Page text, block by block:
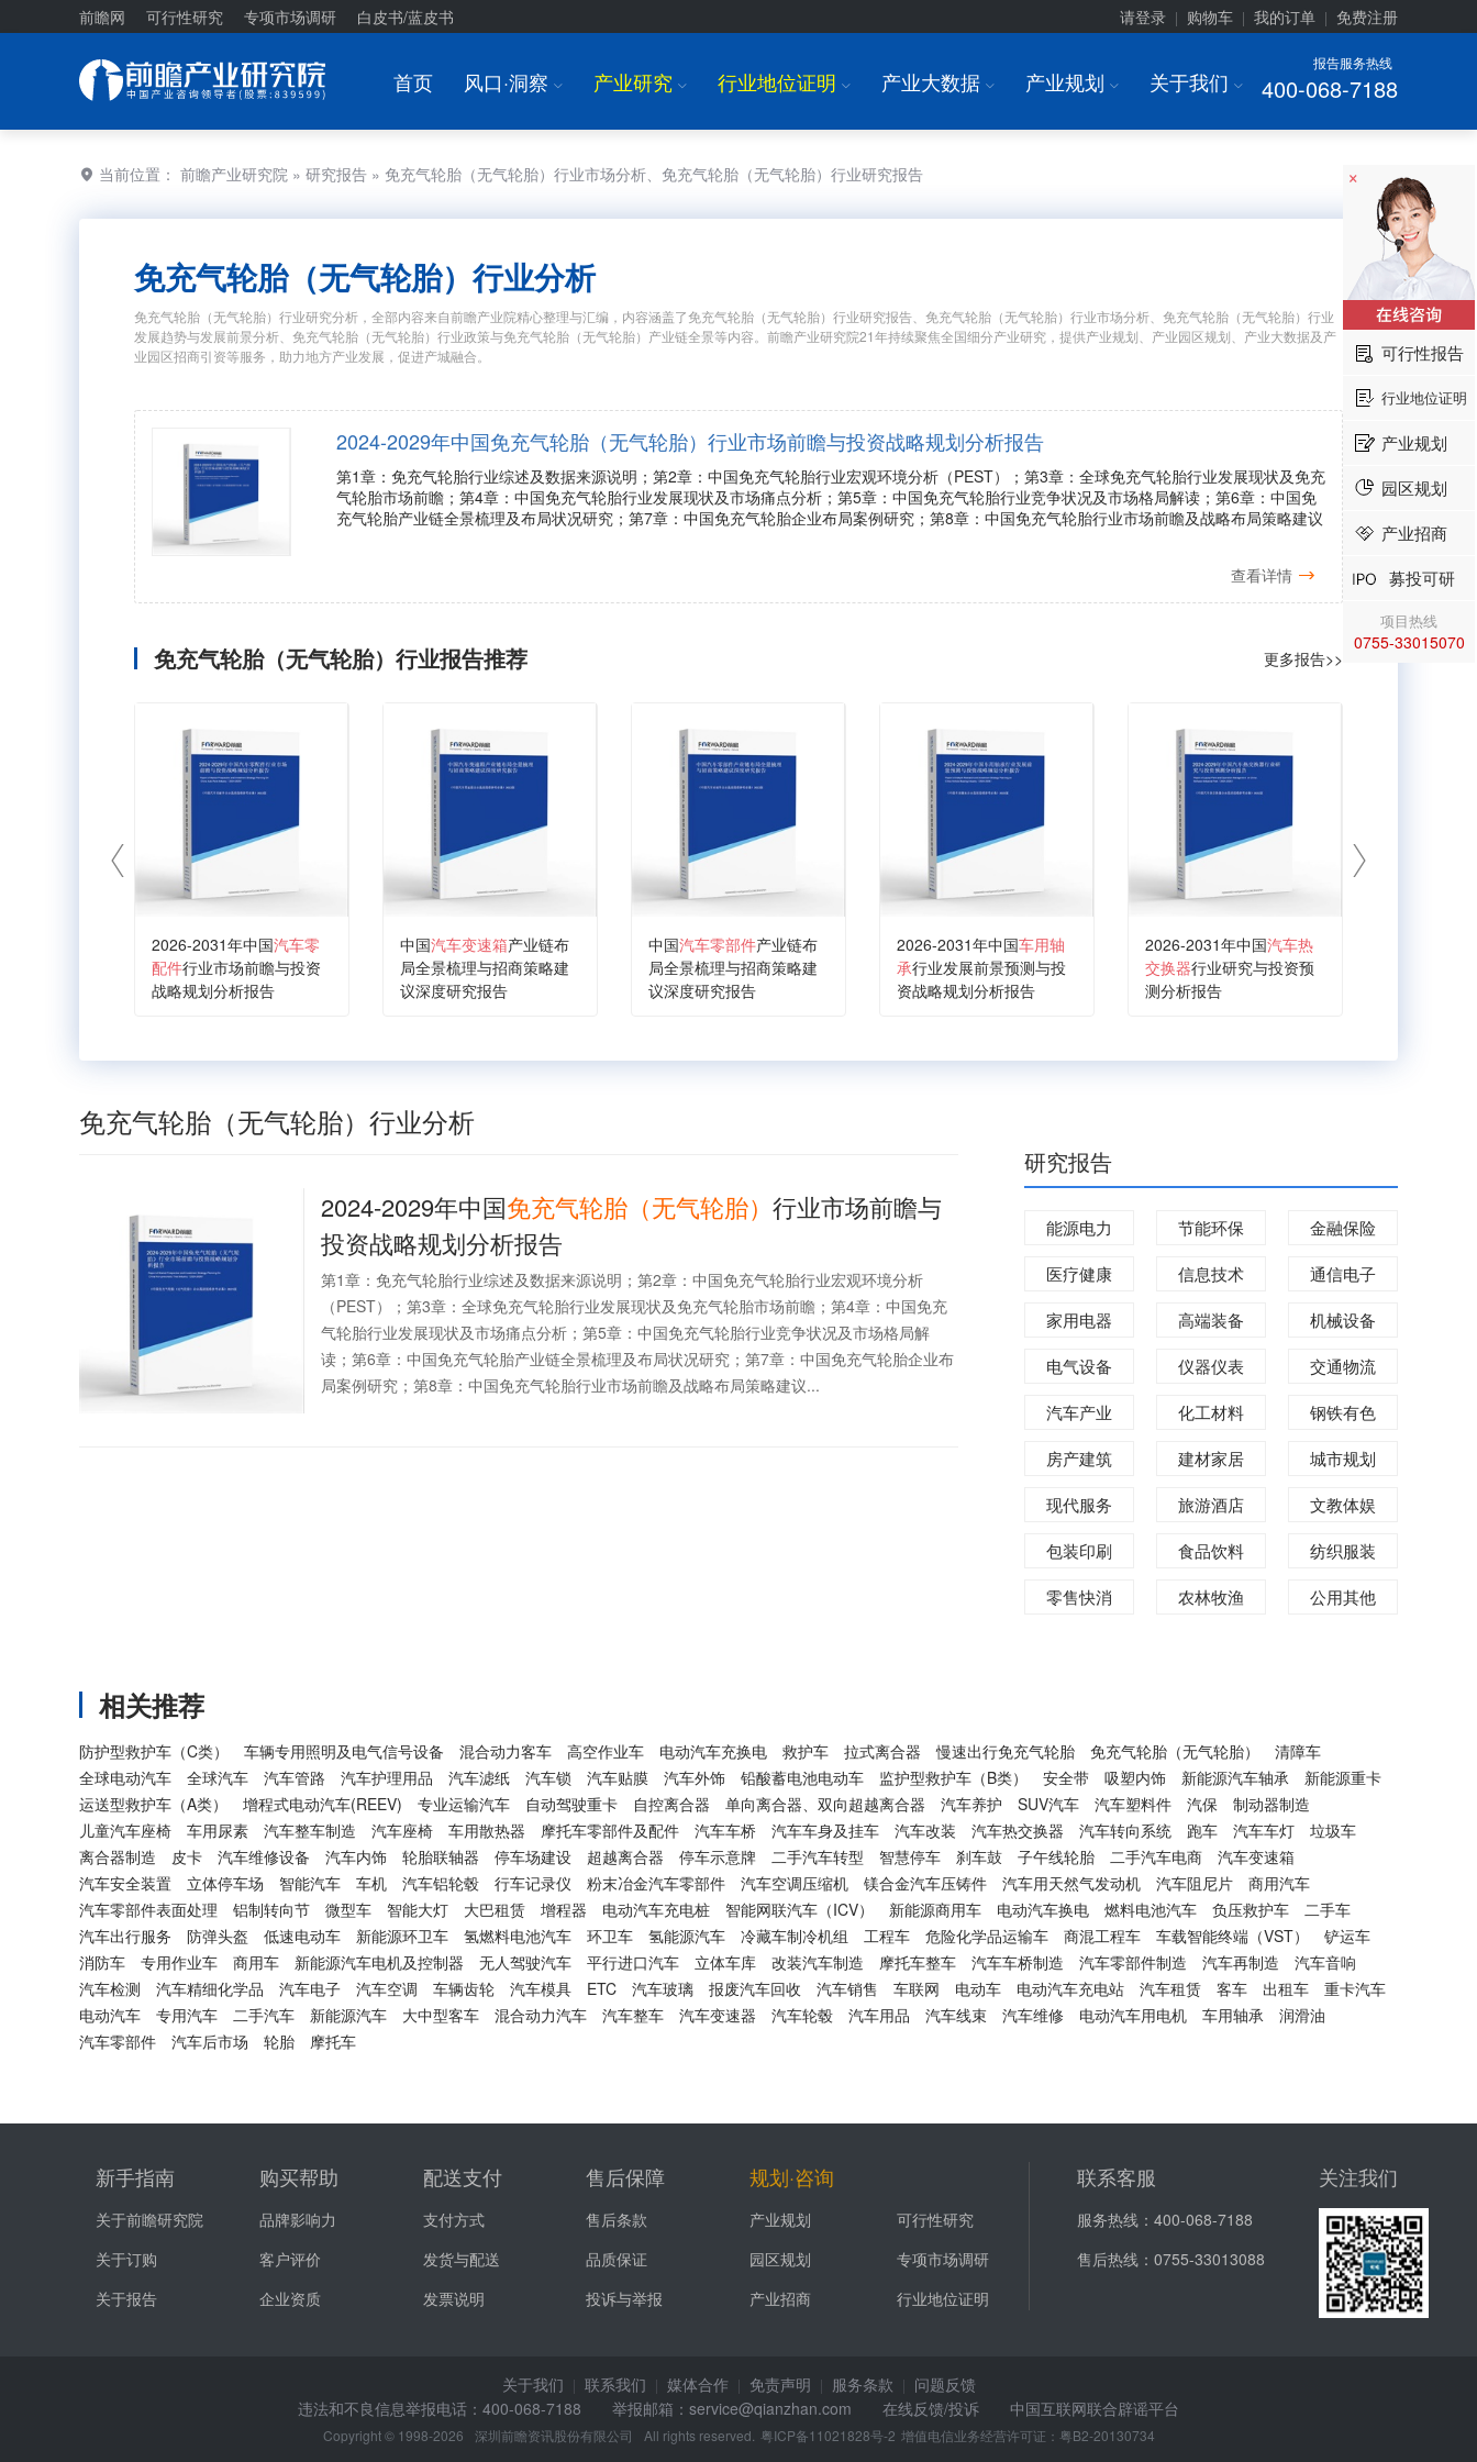
前瞻网 可行性研究 专项市场调研 白皮书/蓝皮书 请登录 购物车 我的订单 免费注册
报告服务热线
400-068-7188
首页 风口·洞察 I 产业研究 I 行业地位证明 I 产业大数据 I 产业规划 I 关于我们 I
当前位置： 前瞻产业研究院 » 研究报告 » 免充气轮胎（无气轮胎）行业市场分析、免充气轮胎（无气轮胎）行业研究报告
免充气轮胎（无气轮胎）行业分析
免充气轮胎（无气轮胎）行业研究分析，全部内容来自前瞻产业院精心整理与汇编，内容涵盖了免充气轮胎（无气轮胎）行业研究报告、免充气轮胎（无气轮胎）行业市场分析、免充气轮胎（无气轮胎）行业
发展趋势与发展前景分析、免充气轮胎（无气轮胎）行业政策与免充气轮胎（无气轮胎）产业链全景等内容。前瞻产业研究院21年持续聚焦全国细分产业研究，提供产业规划、产业园区规划、产业大数据及产
业园区招商引资等服务，助力地方产业发展，促进产城融合。
2024-2029年中国免充气轮胎（无气轮胎）行业市场前瞻与投资战略规划分析报告
第1章：免充气轮胎行业综述及数据来源说明；第2章：中国免充气轮胎行业宏观环境分析（PEST）；第3章：全球免充气轮胎行业发展现状及免充
气轮胎市场前瞻；第4章：中国免充气轮胎行业发展现状及市场痛点分析；第5章：中国免充气轮胎行业竞争状况及市场格局解读；第6章：中国免
充气轮胎产业链全景梳理及布局状况研究；第7章：中国免充气轮胎企业布局案例研究；第8章：中国免充气轮胎行业市场前瞻及战略布局策略建议
查看详情
免充气轮胎（无气轮胎）行业报告推荐 更多报告>>
2026-2031年中国汽车零
配件行业市场前瞻与投资
战略规划分析报告
中国汽车变速箱产业链布
局全景梳理与招商策略建
议深度研究报告
中国汽车零部件产业链布
局全景梳理与招商策略建
议深度研究报告
2026-2031年中国车用轴
承行业发展前景预测与投
资战略规划分析报告
2026-2031年中国汽车热
交换器行业研究与投资预
测分析报告
免充气轮胎（无气轮胎）行业分析
2024-2029年中国免充气轮胎（无气轮胎） 行业市场前瞻与
投资战略规划分析报告
第1章：免充气轮胎行业综述及数据来源说明；第2章：中国免充气轮胎行业宏观环境分析
（PEST）；第3章：全球免充气轮胎行业发展现状及免充气轮胎市场前瞻；第4章：中国免充
气轮胎行业发展现状及市场痛点分析；第5章：中国免充气轮胎行业竞争状况及市场格局解
读；第6章：中国免充气轮胎产业链全景梳理及布局状况研究；第7章：中国免充气轮胎企业布
局案例研究；第8章：中国免充气轮胎行业市场前瞻及战略布局策略建议...
研究报告
能源电力 节能环保
金融保险
医疗健康
信息技术
通信电子
家用电器
高端装备
机械设备
电气设备
仪器仪表
交通物流
汽车产业
化工材料
钢铁有色
房产建筑
建材家居
城市规划
现代服务
旅游酒店
文教体娱
包装印刷
食品饮料
纺织服装
零售快消
农林牧渔 公用其他
相关推荐
防护型救护车（C类） 车辆专用照明及电气信号设备 混合动力客车 高空作业车 电动汽车充换电 救护车 拉式离合器 慢速出行免充气轮胎 免充气轮胎（无气轮胎）
清障车
全球电动汽车
全球汽车 汽车管路 汽车护理用品 汽车滤纸 汽车锁 汽车贴膜 汽车外饰 铅酸蓄电池电动车 监护型救护车（B类） 安全带 吸塑内饰 新能源汽车轴承
新能源重卡
运送型救护车（A类）
增程式电动汽车(REEV) 专业运输汽车 自动驾驶重卡 自控离合器 单向离合器、双向超越离合器 汽车养护 SUV汽车 汽车塑料件 汽保
制动器制造
儿童汽车座椅
车用尿素 汽车整车制造 汽车座椅 车用散热器 摩托车零部件及配件 汽车车桥 汽车车身及挂车 汽车改装 汽车热交换器 汽车转向系统 跑车 汽车车灯
垃圾车
离合器制造
皮卡 汽车维修设备 汽车内饰 轮胎联轴器 停车场建设 超越离合器 停车示意牌 二手汽车转型 智慧停车 刹车鼓 子午线轮胎 二手汽车电商
汽车变速箱
汽车安全装置
立体停车场 智能汽车 车机 汽车铝轮毂 行车记录仪 粉末冶金汽车零部件 汽车空调压缩机 镁合金汽车压铸件 汽车用天然气发动机 汽车阻尼片
商用汽车
汽车零部件表面处理
铝制转向节 微型车 智能大灯 大巴租赁 增程器 电动汽车充电桩 智能网联汽车（ICV） 新能源商用车 电动汽车换电 燃料电池汽车 负压救护车
二手车
汽车出行服务
防弹头盔 低速电动车 新能源环卫车 氢燃料电池汽车 环卫车 氢能源汽车 冷藏车制冷机组 工程车 危险化学品运输车 商混工程车 车载智能终端（VST）
铲运车
消防车
专用作业车 商用车 新能源汽车电机及控制器 无人驾驶汽车 平行进口汽车 立体车库 改装汽车制造 摩托车整车 汽车车桥制造 汽车零部件制造 汽车再制造
汽车音响
汽车检测
汽车精细化学品 汽车电子 汽车空调 车辆齿轮 汽车模具 ETC 汽车玻璃 报废汽车回收 汽车销售 车联网 电动车 电动汽车充电站 汽车租赁 客车 出租车
重卡汽车
电动汽车
专用汽车 二手汽车 新能源汽车 大中型客车 混合动力汽车 汽车整车 汽车变速器 汽车轮毂 汽车用品 汽车线束 汽车维修 电动汽车用电机 车用轴承
润滑油
汽车零部件
汽车后市场 轮胎 摩托车
×
可行性报告
行业地位证明
产业规划
园区规划
产业招商
募投可研
项目热线
0755-33015070
新手指南
关于前瞻研究院
关于订购
关于报告
购买帮助
品牌影响力
客户评价
企业资质
配送支付
支付方式
发货与配送
发票说明
售后保障
售后条款
品质保证
投诉与举报
规划·咨询
产业规划
可行性研究
园区规划
专项市场调研
产业招商
行业地位证明
联系客服
服务热线： 400-068-7188
售后热线： 0755-33013088
关注我们
关于我们 联系我们 媒体合作 免责声明 服务条款
问题反馈
违法和不良信息举报电话：400-068-7188 举报邮箱：service@qianzhan.com
在线反馈/投诉 中国互联网联合辟谣平台
Copyright © 1998-2026 深圳前瞻资讯股份有限公司 All rights reserved. 粤ICP备11021828号-2 增值电信业务经营许可证： 粤B2-20130734